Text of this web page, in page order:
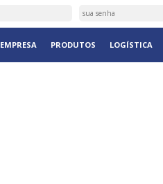
EMPRESA PRODUTOS LOGÍSTICA